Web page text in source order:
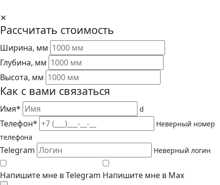
✕
Рассчитать стоимость
Ширина, мм
Глубина, мм
Высота, мм
Как с вами связаться
Имя* d
Телефон*
Неверный номер
телефона
Telegram Неверный логин
Напишите мне в Telegram Напишите мне в Max